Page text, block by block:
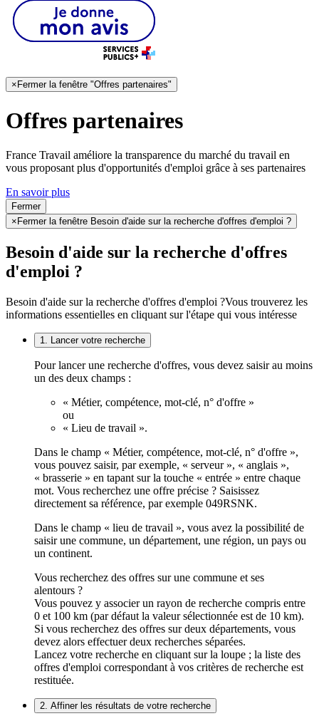
× Fermer la fenêtre "Offres partenaires"
Offres partenaires
France Travail améliore la transparence du marché du travail en
vous proposant plus d'opportunités d'emploi grâce à ses partenaires
En savoir plus
Fermer
× Fermer la fenêtre Besoin d'aide sur la recherche d'offres d'emploi ?
Besoin d'aide sur la recherche d'offres
d'emploi ?
Besoin d'aide sur la recherche d'offres d'emploi ?Vous trouverez les
informations essentielles en cliquant sur l'étape qui vous intéresse
1. Lancer votre recherche
Pour lancer une recherche d'offres, vous devez saisir au moins
un des deux champs :
« Métier, compétence, mot-clé, n° d'offre »
ou
« Lieu de travail ».
Dans le champ « Métier, compétence, mot-clé, n° d'offre »,
vous pouvez saisir, par exemple, « serveur », « anglais »,
« brasserie » en tapant sur la touche « entrée » entre chaque
mot. Vous recherchez une offre précise ? Saisissez
directement sa référence, par exemple 049RSNK.
Dans le champ « lieu de travail », vous avez la possibilité de
saisir une commune, un département, une région, un pays ou
un continent.
Vous recherchez des offres sur une commune et ses
alentours ?
Vous pouvez y associer un rayon de recherche compris entre
0 et 100 km (par défaut la valeur sélectionnée est de 10 km).
Si vous recherchez des offres sur deux départements, vous
devez alors effectuer deux recherches séparées.
Lancez votre recherche en cliquant sur la loupe ; la liste des
offres d'emploi correspondant à vos critères de recherche est
restituée.
2. Affiner les résultats de votre recherche